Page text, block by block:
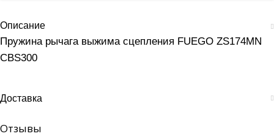
Описание
Пружина рычага выжима сцепления FUEGO ZS174MN
CBS300
Доставка
Отзывы